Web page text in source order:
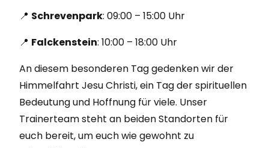
📍 Schrevenpark: 09:00 – 15:00 Uhr
📍 Falckenstein: 10:00 – 18:00 Uhr
An diesem besonderen Tag gedenken wir der
Himmelfahrt Jesu Christi, ein Tag der spirituellen
Bedeutung und Hoffnung für viele. Unser
Trainerteam steht an beiden Standorten für
euch bereit, um euch wie gewohnt zu